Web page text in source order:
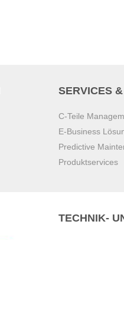
SERVICES
C-Teile
E-Business
Predictive
Produktservices
TECHNIK-